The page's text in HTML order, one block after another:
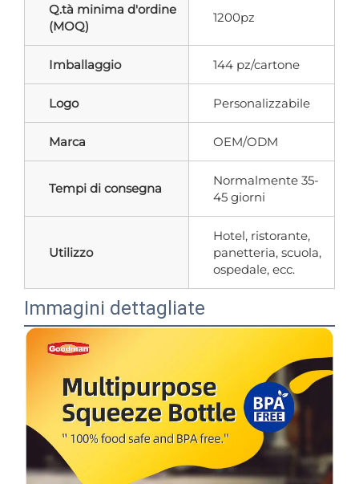
Q.tà minima d'ordine
(MOQ)
1200pz
Imballaggio 144 pz/cartone
Logo Personalizzabile
Marca OEM/ODM
Tempi di consegna
Normalmente 35-
45 giorni
Utilizzo
Hotel, ristorante,
panetteria, scuola,
ospedale, ecc.
Immagini dettagliate